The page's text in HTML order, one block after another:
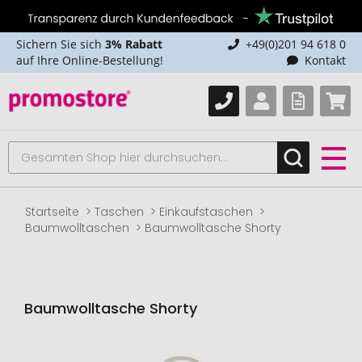
Sichern Sie sich 3% Rabatt
auf Ihre Online-Bestellung!
+49(0)201 94 618 0
Kontakt
Startseite Taschen
Einkaufstaschen
Baumwolltaschen
Baumwolltasche Shorty
Baumwolltasche Shorty